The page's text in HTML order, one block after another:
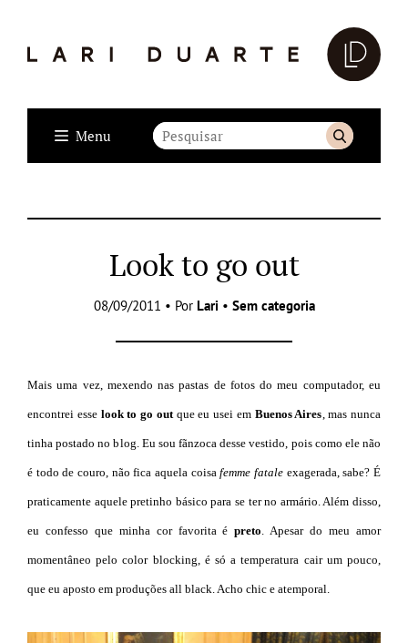
Menu
Look to go out
08/09/2011 • Por Lari • Sem categoria
Mais uma vez, mexendo nas pastas de fotos do meu computador, eu
encontrei esse look to go outque eu usei em Buenos Aires , mas nunca
tinha postado no blog. Eu sou fãnzoca desse vestido, pois como ele não
é todo de couro, não fica aquela coisafemme fatale exagerada, sabe? É
praticamente aquele pretinho básico para se ter no armário. Além disso,
eu confesso que minha cor favorita épreto . Apesar do meu amor
momentâneo pelo color blocking, é só a temperatura cair um pouco,
que eu aposto em produções all black. Acho chic e atemporal.